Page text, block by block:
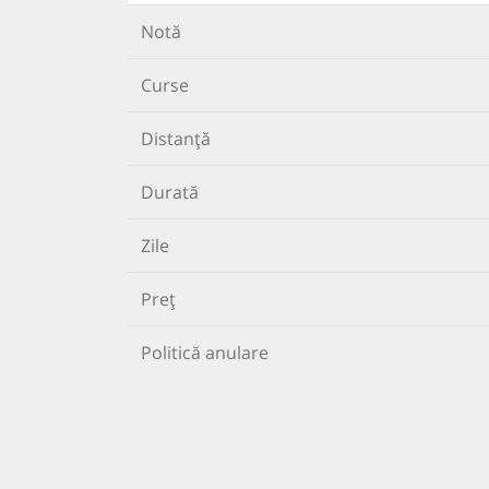
Notă
Curse
Distanță
Durată
Zile
Preț
Politică anulare